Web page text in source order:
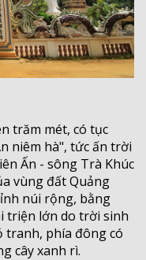
trăm mét, có tục
niêm hà", tức ấn trời
Ấn - sông Trà Khúc
vùng đất Quảng
núi rộng, bằng
triện lớn do trời sinh
tranh, phía đông có
cây xanh rì.